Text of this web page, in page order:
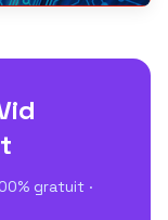
gratuit ·